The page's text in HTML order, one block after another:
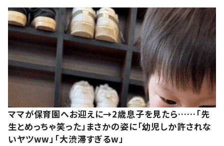
ママが保育園へお迎えに→2歳息子を見たら……「先
生とめっちゃ笑った」まさかの姿に「幼児しか許されな
いヤツww」「大渋滞すぎるw」